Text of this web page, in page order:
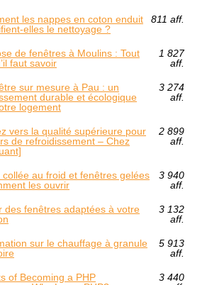
les nappes en coton enduit
elles le nettoyage ?
811 aff.
de fenêtres à Moulins : Tout
faut savoir
1 827
aff.
sur mesure à Pau : un
durable et écologique
logement
3 274
aff.
vers la qualité supérieure pour
de refroidissement – Chez
2 899
aff.
collée au froid et fenêtres gelées
les ouvrir
3 940
aff.
des fenêtres adaptées à votre
3 132
aff.
sur le chauffage à granule
5 913
aff.
of Becoming a PHP
3 440